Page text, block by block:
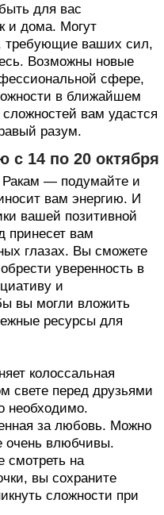
для вас
и дома. Могут
требующие ваших сил,
Возможны новые
сфере,
в ближайшем
вам удастся
разум.
с 14 по 20 октября
Ракам — подумайте и
вам энергию. И
вашей позитивной
принесет вам
глазах. Вы сможете
уверенность в
и
вы могли вложить
ресурсы для
колоссальная
свете перед друзьями
необходимо.
за любовь. Можно
очень влюбчивы.
смотреть на
вы сохраните
сложности при